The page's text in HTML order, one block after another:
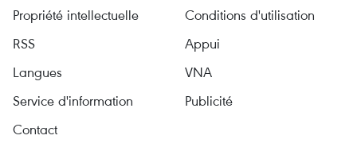
Propriété intellectuelle
Conditions d'utilisation
RSS
Appui
Langues
VNA
Service d'information
Publicité
Contact